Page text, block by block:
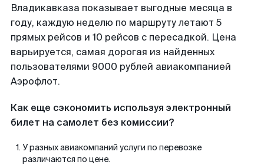
Владикавказа показывает выгодные месяца в
году, каждую неделю по маршруту летают 5
прямых рейсов и 10 рейсов с пересадкой. Цена
варьируется, самая дорогая из найденных
пользователями 9000 рублей авиакомпанией
Аэрофлот.
Как еще сэкономить используя электронный
билет на самолет без комиссии?
У разных авиакомпаний услуги по перевозке
различаются по цене.